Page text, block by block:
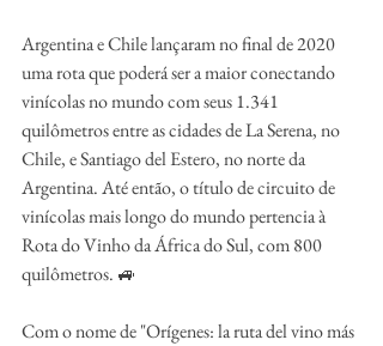
Argentina e Chile lançaram no final de 2020
uma rota que poderá ser a maior conectando
vinícolas no mundo com seus 1.341
quilômetros entre as cidades de La Serena, no
Chile, e Santiago del Estero, no norte da
Argentina. Até então, o título de circuito de
vinícolas mais longo do mundo pertencia à
Rota do Vinho da África do Sul, com 800
quilômetros. 🚙
Com o nome de "Orígenes: la ruta del vino más